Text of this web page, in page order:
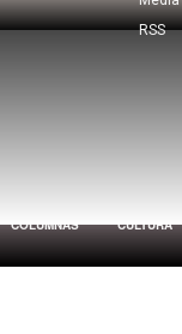
RSS
COLUMNAS CULTURA